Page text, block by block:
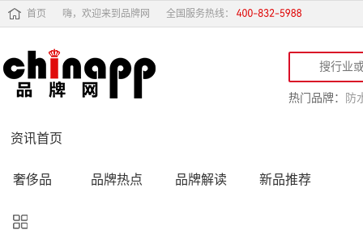
首页 嗨，欢迎来到品牌网 全国服务热线：
热门品牌： 防
资讯首页
奢侈品 品牌热点 品牌解读 新品推荐
品牌黑榜